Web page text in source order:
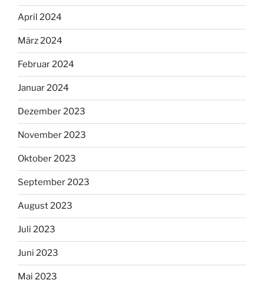
April 2024
März 2024
Februar 2024
Januar 2024
Dezember 2023
November 2023
Oktober 2023
September 2023
August 2023
Juli 2023
Juni 2023
Mai 2023